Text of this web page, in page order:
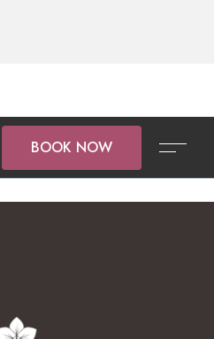
BOOK NOW